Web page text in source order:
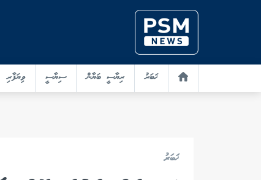
ޚަބަރު ރިޔާސީ ބަޔާން ސިޔާސީ ވިޔަފާރި
ޚަބަރު